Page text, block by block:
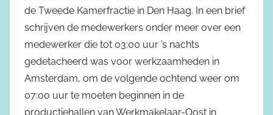
de Tweede Kamerfractie in Den Haag. In een brief
schrijven de medewerkers onder meer over een
medewerker die tot 03:00 uur ’s nachts
gedetacheerd was voor werkzaamheden in
Amsterdam, om de volgende ochtend weer om
07:00 uur te moeten beginnen in de
productiehallen van Werkmakelaar-Oost in